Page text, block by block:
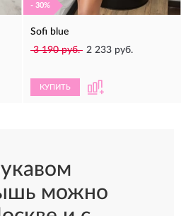
- 30%
Sofi blue
3 190 руб. 2 233 руб.
КУПИТЬ
можно